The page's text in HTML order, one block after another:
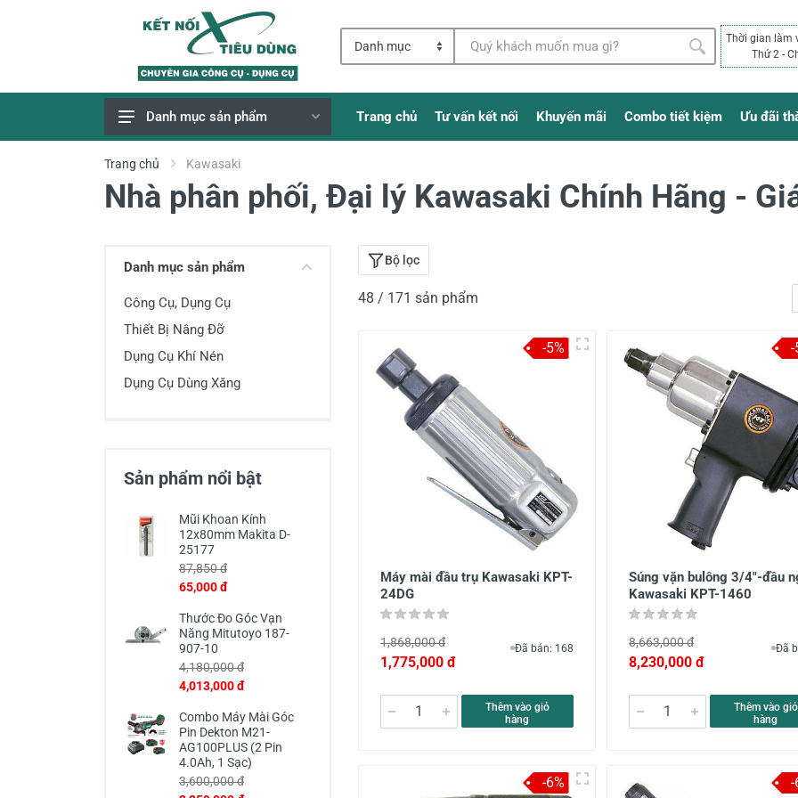
Thời gian làm
Thứ 2 -
Giao Hàng Miễn Phí
Công Cụ, Dụng Cụ
Phụ Tùng, Linh Kiện
Máy Hàn & Phụ Kiện
Đồ Bảo Hộ Lao Động
Danh mục sản phẩm Trang chủ Tư vấn kết nối Khuyến mãi Combo tiết kiệm Ưu đãi
Trang chủ Kawasaki
Nhà phân phối, Đại lý Kawasaki Chính Hãng -
Danh mục sản phẩm
Công Cụ, Dụng Cụ
Thiết Bị Nâng Đỡ
Dụng Cụ Khí Nén
Dụng Cụ Dùng Xăng
Sản phẩm nổi bật
Mũi Khoan Kính
12x80mm Makita D-
25177
87,850 đ
65,000 đ
Thước Đo Góc Vạn
Năng Mitutoyo 187-
907-10
4,180,000 đ
4,013,000 đ
Combo Máy Mài Góc
Pin Dekton M21-
AG100PLUS (2 Pin
4.0Ah, 1 Sạc)
3,600,000 đ
Bộ lọc
48 / 171 sản phẩm
Máy mài đầu trụ Kawasaki KPT-
24DG
1,868,000 đ
1,775,000 đ
Đã bán: 168
Thêm vào giỏ
hàng
-5%
Súng vặn bulông 3/4"-đầu
Kawasaki KPT-1460
8,663,000 đ
8,230,000 đ
Đã
Thêm vào giỏ
hàng
-
-6% -